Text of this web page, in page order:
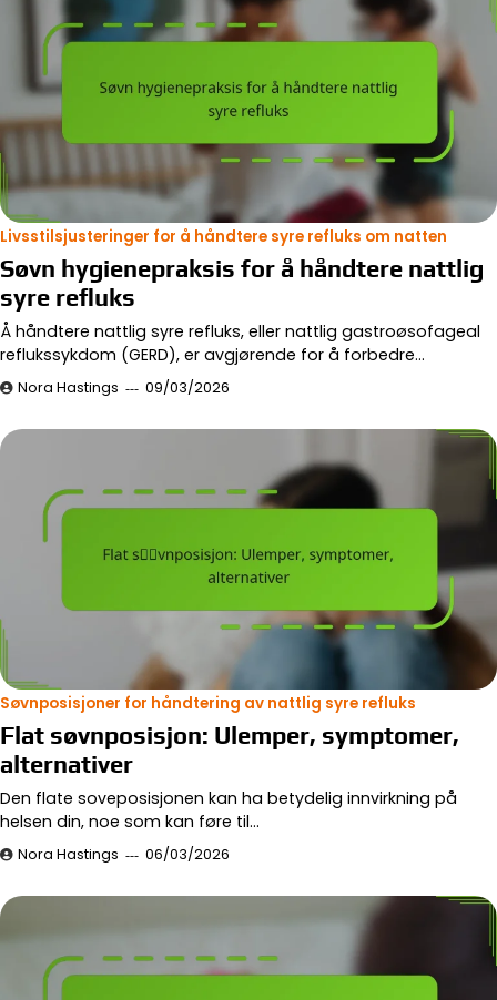
Livsstilsjusteringer for å håndtere syre refluks om natten
Søvn hygienepraksis for å håndtere nattlig
syre refluks
Å håndtere nattlig syre refluks, eller nattlig gastroøsofageal
reflukssykdom (GERD), er avgjørende for å forbedre…
Nora Hastings 09/03/2026
Søvnposisjoner for håndtering av nattlig syre refluks
Flat søvnposisjon: Ulemper, symptomer,
alternativer
Den flate soveposisjonen kan ha betydelig innvirkning på
helsen din, noe som kan føre til…
Nora Hastings 06/03/2026